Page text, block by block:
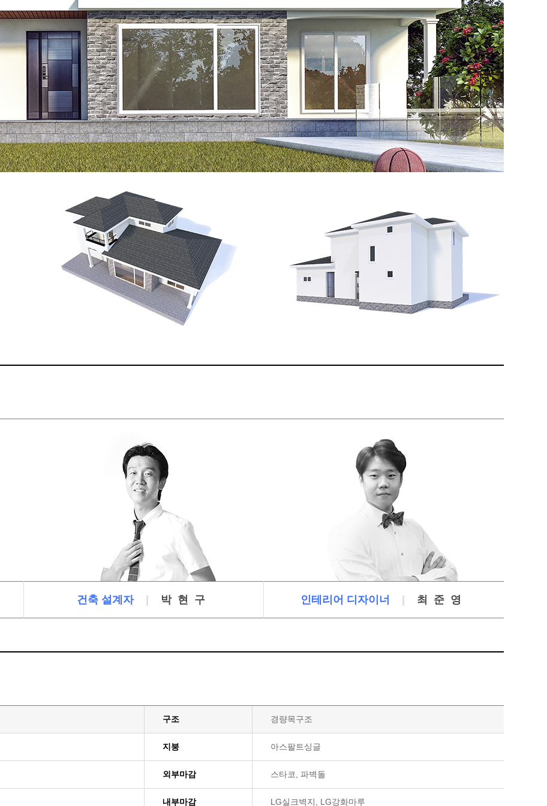
건축 설계자 박현구 인테리어 디자이너 최준영
구조 경량목구조
지붕 아스팔트싱글
외부마감 스타코, 파벽돌
내부마감 LG실크벽지, LG강화마루